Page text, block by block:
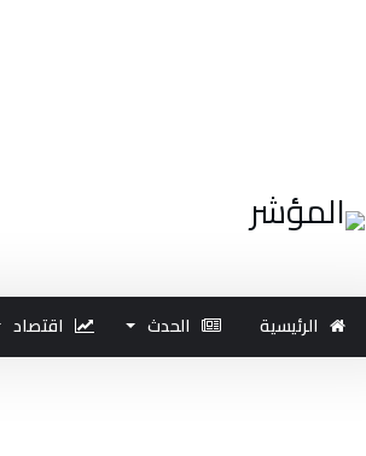
الرئيسية الحدث اقتصاد